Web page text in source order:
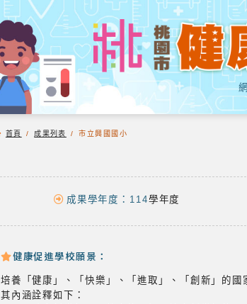
首頁 /成果列表 / 市立興國國小
成果學年度：114學年度
健康促進學校願景：
培養「健康」、「快樂」、「進取」、「創新」的國
其內涵詮釋如下：